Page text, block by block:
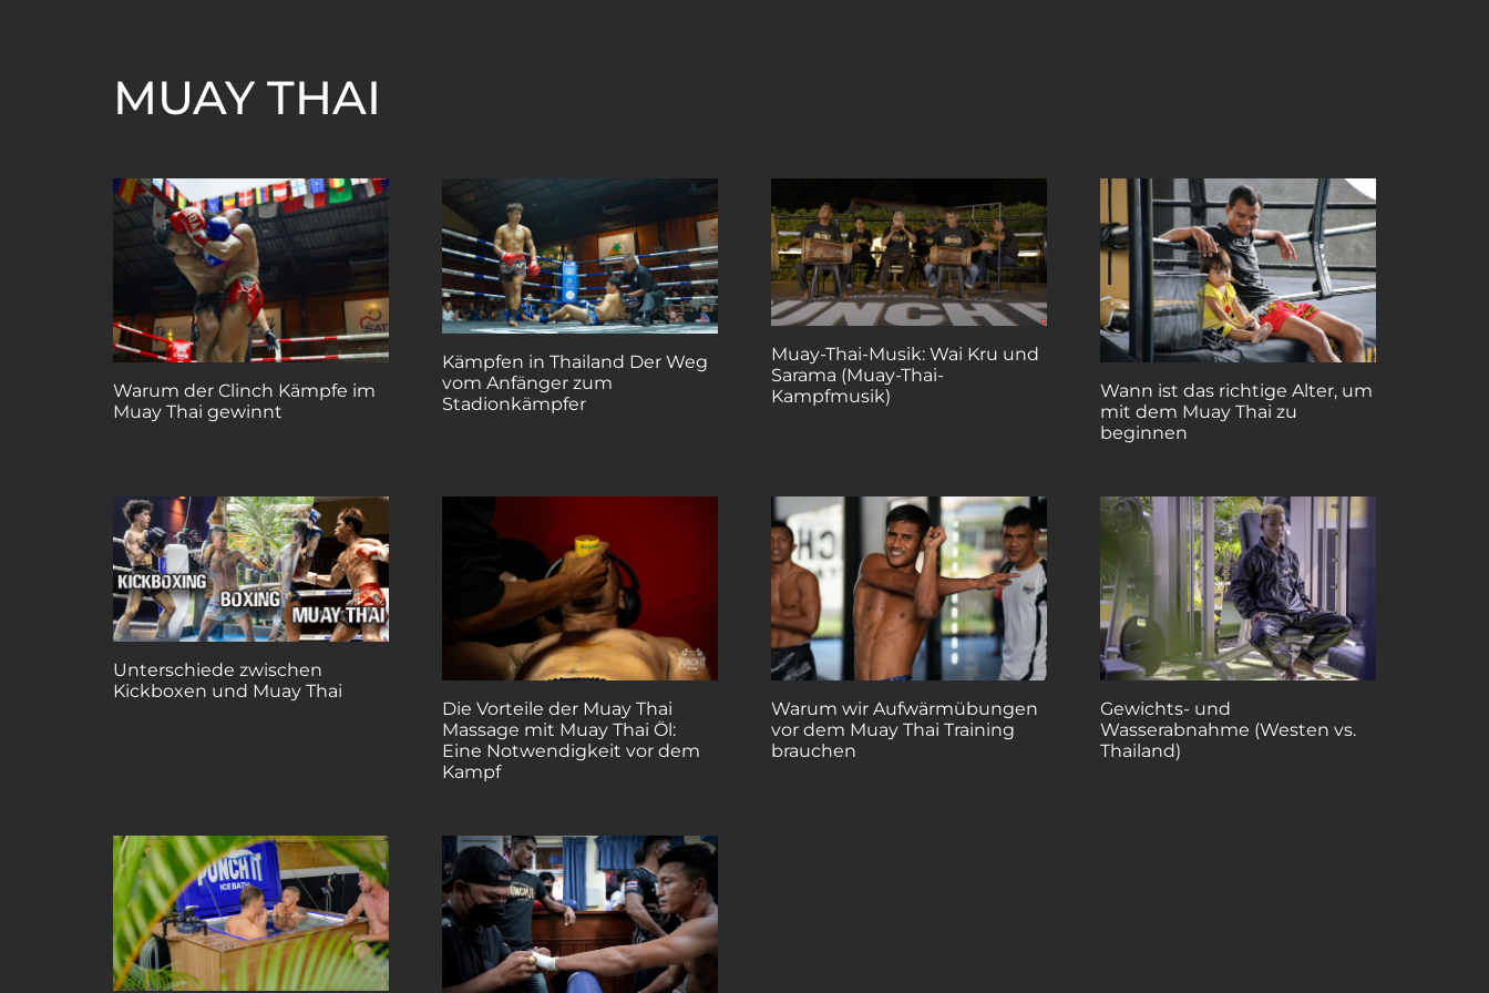
MUAY THAI
Warum der Clinch Kämpfe im
Muay Thai gewinnt
Kämpfen in Thailand Der Weg
vom Anfänger zum
Stadionkämpfer
Muay-Thai-Musik: Wai Kru und
Sarama (Muay-Thai-
Kampfmusik)
Wann ist das richtige Alter, um
mit dem Muay Thai zu
beginnen
Unterschiede zwischen
Kickboxen und Muay Thai
Die Vorteile der Muay Thai
Massage mit Muay Thai Öl:
Eine Notwendigkeit vor dem
Kampf
Warum wir Aufwärmübungen
vor dem Muay Thai Training
brauchen
Gewichts- und
Wasserabnahme (Westen vs.
Thailand)